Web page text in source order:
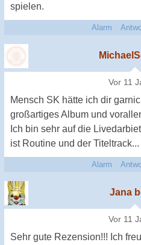
spielen.
Alarm
Vor 11
Mensch SK hätte ich dir
großartiges Album und
Ich bin sehr auf die
ist Routine und der Titeltrack...
Alarm
Jana
Vor 11
Sehr gute Rezension!!! Ich